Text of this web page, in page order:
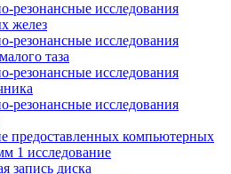
резонансные исследования
желез
резонансные исследования
таза
резонансные исследования
резонансные исследования
предоставленных компьютерных
1 исследование
запись диска